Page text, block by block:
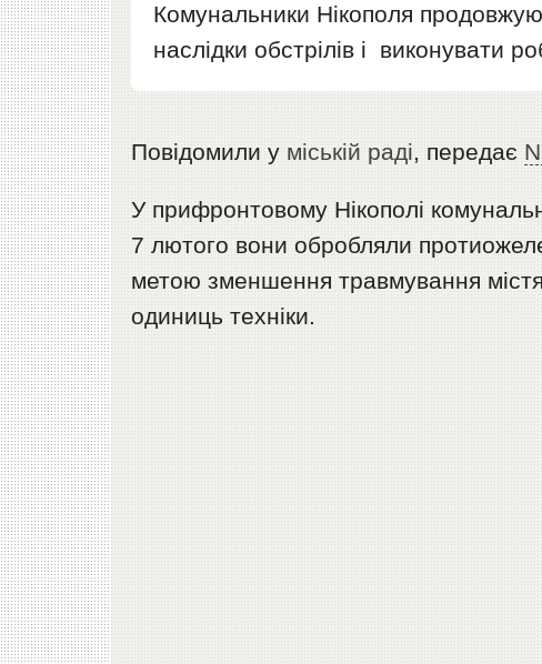
Комунальники Нікополя
наслідки обстрілів і виконувати
Повідомили у міській раді, передає
У прифронтовому Нікополі
7 лютого вони обробляли
метою зменшення травмування
одиниць техніки.